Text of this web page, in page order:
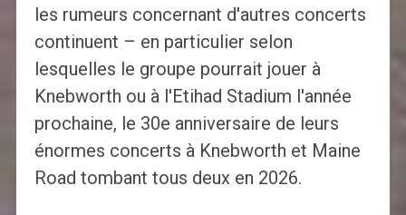
les rumeurs concernant d'autres concerts
continuent – ​​en particulier selon
lesquelles le groupe pourrait jouer à
Knebworth ou à l'Etihad Stadium l'année
prochaine, le 30e anniversaire de leurs
énormes concerts à Knebworth et Maine
Road tombant tous deux en 2026.